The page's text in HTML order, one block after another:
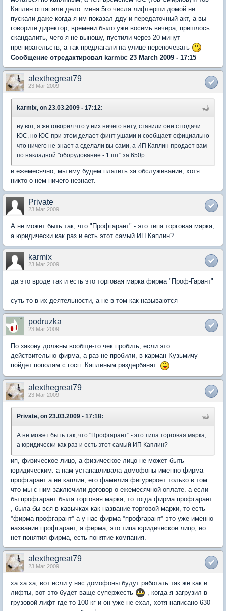
Каплин оптяпали дело. меня 5го числа лифтерши домой не
пускали даже когда я им показал дду и передаточный акт, а вы
говорите директор, времени было уже восемь вечера, пришлось
скандалить, чего я не выношу, пустили через 20 минут
препирательств, а так предлагали на улице переночевать
Сообщение отредактировал karmix: 23 March 2009 - 17:15
alexthegreat79
23 Mar 2009
karmix, on 23.03.2009 - 17:12:
ну вот, я же говорил что у них ничего нету, ставили они с подачи
ЮС, но ЮС при этом делает финт ушами и сообщает официально
что ничего не знает а сделали вы сами, а ИП Каплин продает вам
по накладной "оборудование - 1 шт" за 650р
и ежемесячно, мы иму будем платить за обслуживание, хотя
никто о нем ничего незнает.
Private
23 Mar 2009
А не может быть так, что "Профгарант" - это типа торговая марка,
а юридически как раз и есть этот самый ИП Каплин?
karmix
23 Mar 2009
да это вроде так и есть это торговая марка фирма "Проф-Гарант"
суть то в их деятельности, а не в том как называются
podruzka
23 Mar 2009
По закону должны вообще-то чек пробить, если это
действительно фирма, а раз не пробили, в карман Кузьмичу
пойдет пополам с госп. Каплиным раздербанят.
alexthegreat79
23 Mar 2009
Private, on 23.03.2009 - 17:18:
А не может быть так, что "Профгарант" - это типа торговая марка,
а юридически как раз и есть этот самый ИП Каплин?
ип, физическое лицо, а физическое лицо не может быть
юридическим. а нам устанавливала домофоны именно фирма
профгарант а не каплин, его фамилия фигурироет только в том
что мы с ним заключили договор о ежемесячной оплате. а если
бы профгарант была торговая марка, то тогда фирма профгарант
, была бы вся в кавычках как название торговой марки, то есть
*фирма профгарант* а у нас фирма *профгарант* это уже именно
название профгарант, а фирма, это типа юридическое лицо, но
нет понятия фирма, есть понятие компания.
alexthegreat79
23 Mar 2009
ха ха ха, вот если у нас домофоны будут работать так же как и
лифты, вот это будет ваще супержесть
, когда я загрузил в
грузовой лифт где то 100 кг и он уже не ехал, хотя написано 630